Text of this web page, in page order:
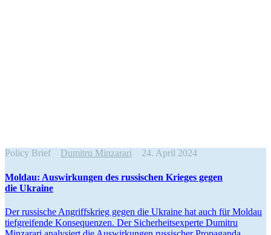
Policy Brief Dumitru Minzarari 24. April 2024
Moldau: Auswir­kungen des russi­schen Krieges gegen
die Ukraine
Der russische Angriffs­krieg gegen die Ukraine hat auch für Moldau
tiefgrei­fende Konse­quenzen. Der Sicher­heits­experte Dumitru